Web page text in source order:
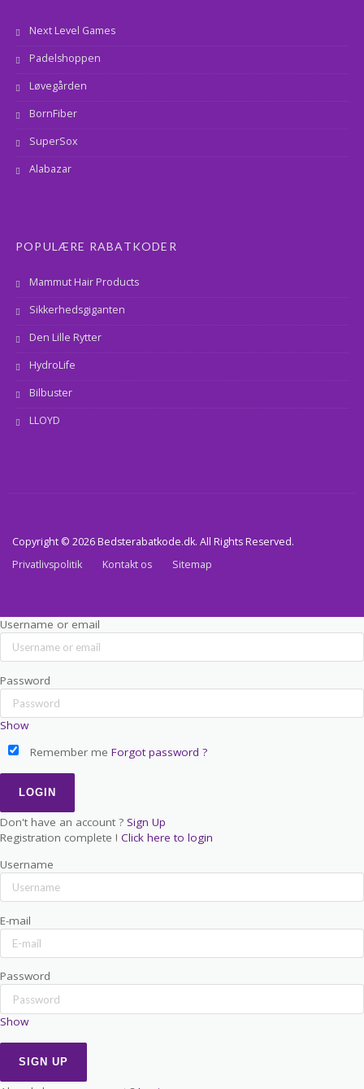
Next Level Games
Padelshoppen
Løvegården
BornFiber
SuperSox
Alabazar
POPULÆRE RABATKODER
Mammut Hair Products
Sikkerhedsgiganten
Den Lille Rytter
HydroLife
Bilbuster
LLOYD
Copyright © 2026 Bedsterabatkode.dk. All Rights Reserved.
Privatlivspolitik
Kontakt os Sitemap
Username or email
Password
Show
Remember me Forgot password ?
Don't have an account ? Sign Up
Registration complete ! Click here to login
Username
E-mail
Password
Show